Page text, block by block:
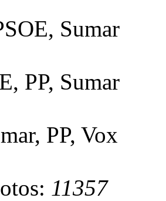
Sumar
PP, Sumar
PP, Vox
11357